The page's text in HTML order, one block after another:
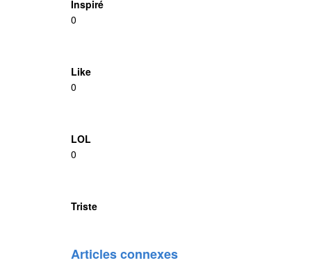
Inspiré
0
Like
0
LOL
0
Triste
Articles connexes